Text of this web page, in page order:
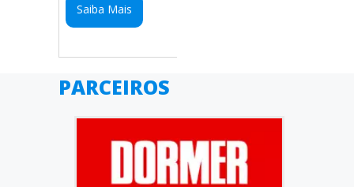
Saiba Mais
PARCEIROS